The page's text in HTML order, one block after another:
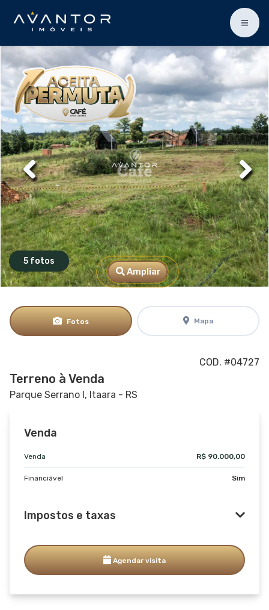
5 fotos
Ampliar
Fotos Mapa
COD. #04727
Terreno à Venda
Parque Serrano I, Itaara - RS
Venda
Venda R$ 90.000,00
Financiável Sim
Impostos e taxas
Agendar visita